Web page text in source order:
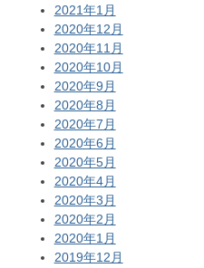
2021年1月
2020年12月
2020年11月
2020年10月
2020年9月
2020年8月
2020年7月
2020年6月
2020年5月
2020年4月
2020年3月
2020年2月
2020年1月
2019年12月